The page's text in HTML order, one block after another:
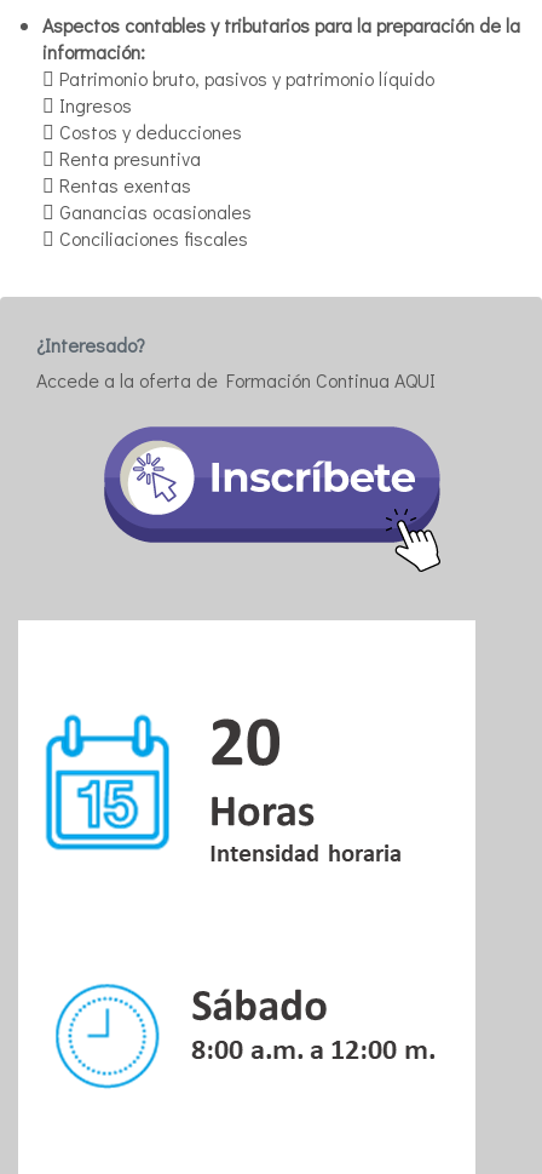
Aspectos contables y tributarios para la preparación de la
información:
 Patrimonio bruto, pasivos y patrimonio líquido
 Ingresos
 Costos y deducciones
 Renta presuntiva
 Rentas exentas
 Ganancias ocasionales
 Conciliaciones fiscales
¿Interesado?
Accede a la oferta de Formación Continua AQUI